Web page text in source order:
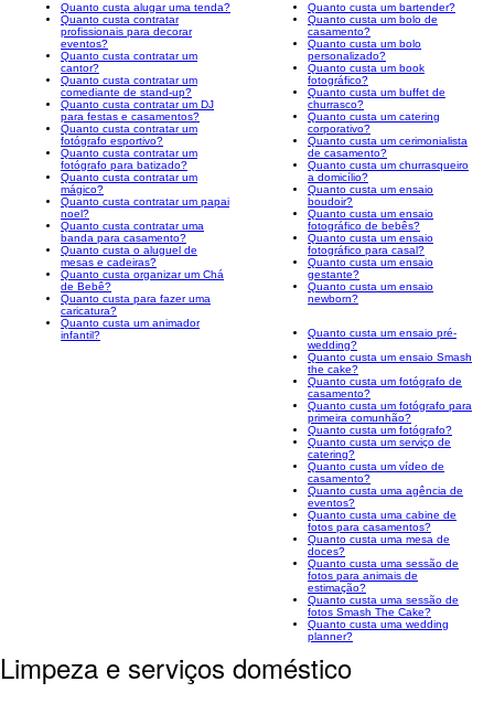
Quanto custa alugar uma tenda?
Quanto custa contratar
profissionais para decorar
eventos?
Quanto custa contratar um
cantor?
Quanto custa contratar um
comediante de stand-up?
Quanto custa contratar um DJ
para festas e casamentos?
Quanto custa contratar um
fotógrafo esportivo?
Quanto custa contratar um
fotógrafo para batizado?
Quanto custa contratar um
mágico?
Quanto custa contratar um papai
noel?
Quanto custa contratar uma
banda para casamento?
Quanto custa o aluguel de
mesas e cadeiras?
Quanto custa organizar um Chá
de Bebê?
Quanto custa para fazer uma
caricatura?
Quanto custa um animador
infantil?
Quanto custa um bartender?
Quanto custa um bolo de
casamento?
Quanto custa um bolo
personalizado?
Quanto custa um book
fotográfico?
Quanto custa um buffet de
churrasco?
Quanto custa um catering
corporativo?
Quanto custa um cerimonialista
de casamento?
Quanto custa um churrasqueiro
a domicílio?
Quanto custa um ensaio
boudoir?
Quanto custa um ensaio
fotográfico de bebês?
Quanto custa um ensaio
fotográfico para casal?
Quanto custa um ensaio
gestante?
Quanto custa um ensaio
newborn?
Quanto custa um ensaio pré-
wedding?
Quanto custa um ensaio Smash
the cake?
Quanto custa um fotógrafo de
casamento?
Quanto custa um fotógrafo para
primeira comunhão?
Quanto custa um fotógrafo?
Quanto custa um serviço de
catering?
Quanto custa um vídeo de
casamento?
Quanto custa uma agência de
eventos?
Quanto custa uma cabine de
fotos para casamentos?
Quanto custa uma mesa de
doces?
Quanto custa uma sessão de
fotos para animais de
estimação?
Quanto custa uma sessão de
fotos Smash The Cake?
Quanto custa uma wedding
planner?
Limpeza e serviços doméstico